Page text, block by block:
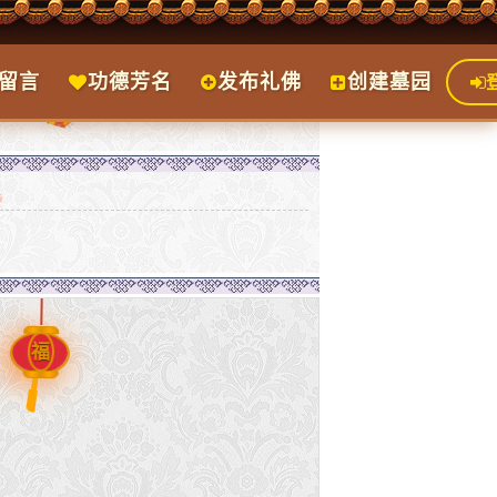
言 功德芳名 发布礼佛 创建墓园
福